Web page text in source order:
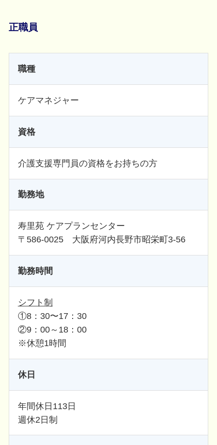
正職員
職種
ケアマネジャー
資格
介護支援専門員の資格をお持ちの方
勤務地
寿里苑 ケアプランセンター
〒586-0025 大阪府河内長野市昭栄町3-56
勤務時間
シフト制
①8：30〜17：30
②9：00～18：00
※休憩1時間
休日
年間休日113日
週休2日制